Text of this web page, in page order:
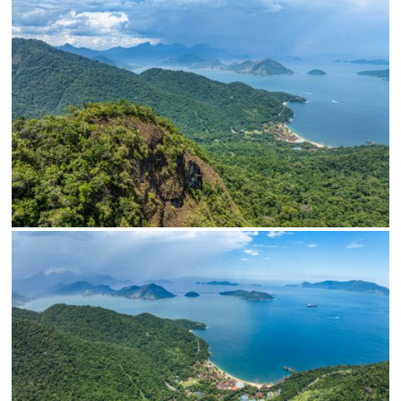
Limite de download
Status